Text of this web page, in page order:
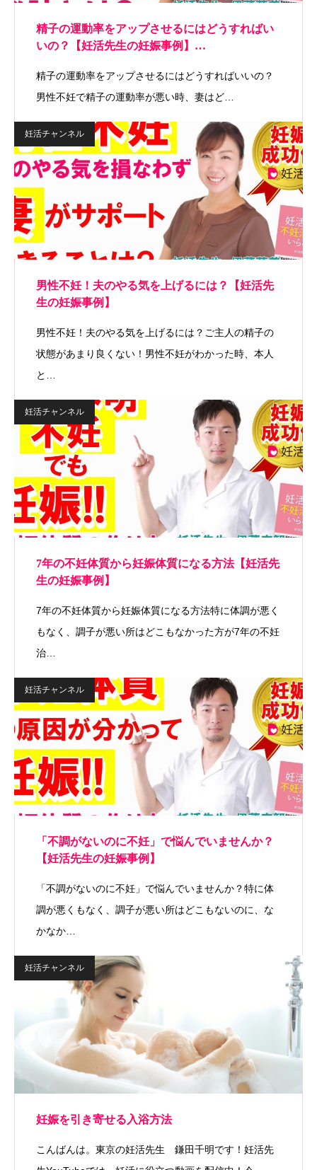
精子の運動率をアップさせるにはどうすればい
いの？【妊活先生の妊娠事例】…
精子の運動率をアップさせるにはどうすればいいの？
男性不妊で精子の運動率が悪い時、妻はど…
妊活チャンネル
男性不妊！夫のやる気を上げるには？【妊活先
生の妊娠事例】
男性不妊！夫のやる気を上げるには？ご主人の精子の
状態があまり良くない！男性不妊がわかった時、本人
と…
妊活チャンネル
7年の不妊体質から妊娠体質になる方法【妊活先
生の妊娠事例】
7年の不妊体質から妊娠体質になる方法特に体調が悪く
もなく、調子が悪い所はどこもなかった方が7年の不妊
治…
妊活チャンネル
「不調がないのに不妊」で悩んでいませんか？
【妊活先生の妊娠事例】
「不調がないのに不妊」で悩んでいませんか？特に体
調が悪くもなく、調子が悪い所はどこもないのに、な
かなか…
妊活チャンネル
妊娠を引き寄せる入浴方法
こんばんは。東京の妊活先生 鎌田千明です！妊活先